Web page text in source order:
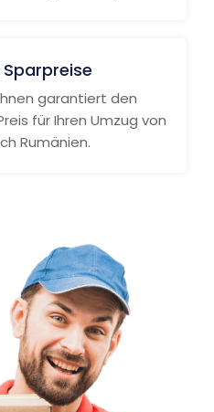
garantiert den
für Ihren Umzug von
Rumänien.